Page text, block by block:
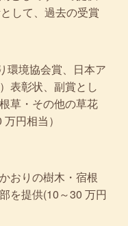
して、過去の受賞
環境協会賞、日本ア
表彰状、副賞とし
草・その他の草花
円相当）
おりの樹木・宿根
を提供(10～30 万円